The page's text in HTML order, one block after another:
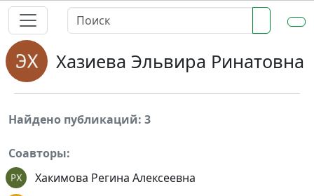
Хазиева Эльвира Ринатовна
Найдено публикаций: 3
Соавторы:
Хакимова Регина Алексеевна